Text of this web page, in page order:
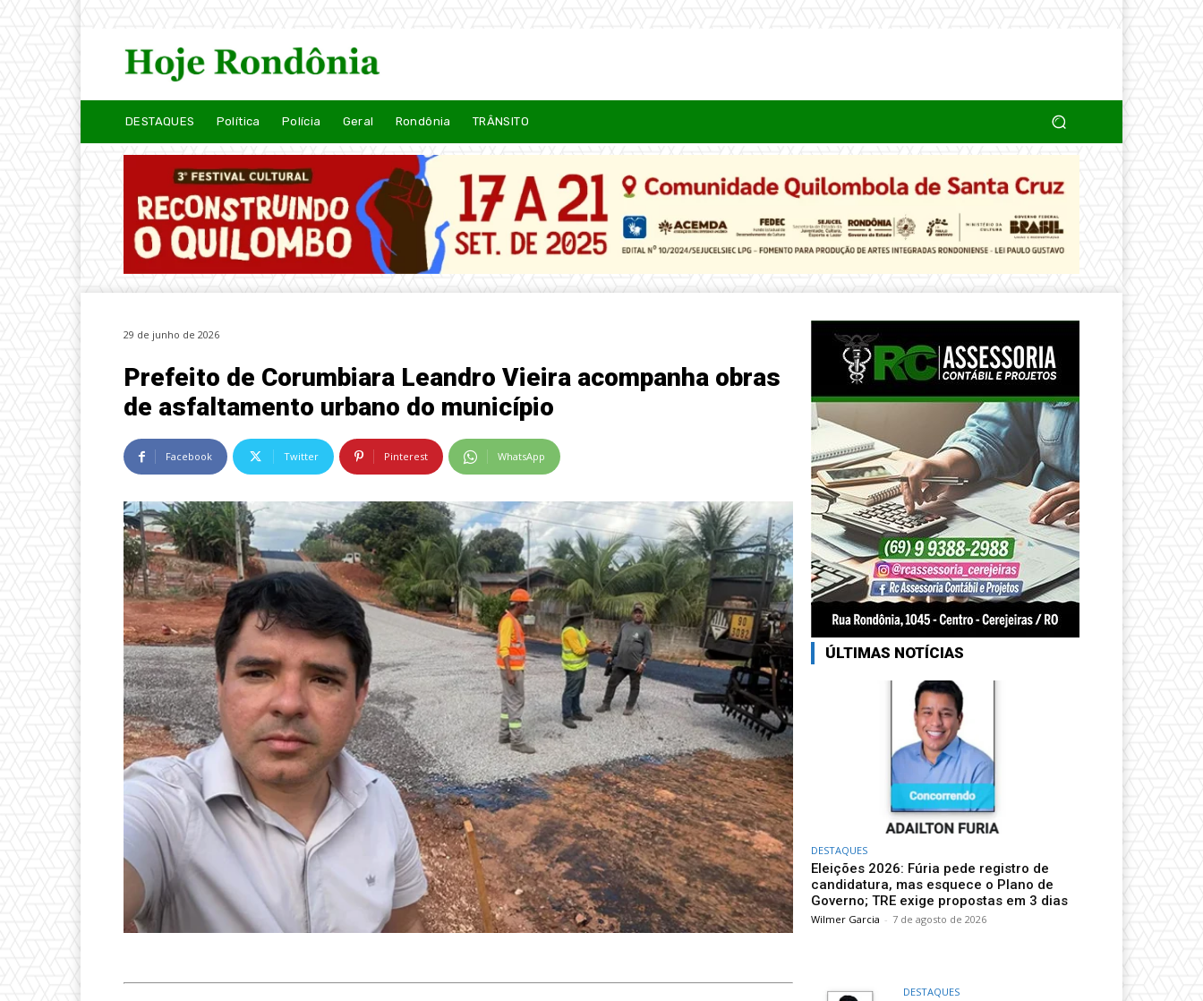
DESTAQUES Política Polícia Geral Rondônia TRÂNSITO
29 de junho de 2026
Prefeito de Corumbiara Leandro Vieira acompanha obras
de asfaltamento urbano do município
Facebook Twitter Pinterest WhatsApp
ÚLTIMAS NOTÍCIAS
DESTAQUES
Eleições 2026: Fúria pede registro de
candidatura, mas esquece o Plano de
Governo; TRE exige propostas em 3 dias
Wilmer Garcia - 7 de agosto de 2026
DESTAQUES